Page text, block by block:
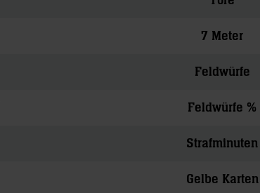
7 Meter
Feldwürfe
Feldwürfe %
Strafminuten
Gelbe Karten